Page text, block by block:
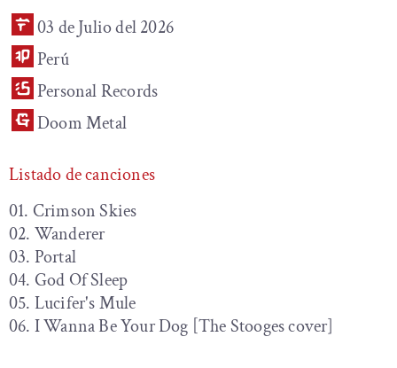
03 de Julio del 2026
Perú
Personal Records
Doom Metal
Listado de canciones
01. Crimson Skies
02. Wanderer
03. Portal
04. God Of Sleep
05. Lucifer's Mule
06. I Wanna Be Your Dog [The Stooges cover]